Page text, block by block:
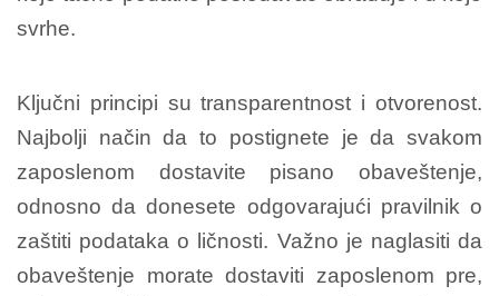
svrhe.
Ključni principi su transparentnost i otvorenost.
Najbolji način da to postignete je da svakom
zaposlenom dostavite pisano obaveštenje,
odnosno da donesete odgovarajući pravilnik o
zaštiti podataka o ličnosti. Važno je naglasiti da
obaveštenje morate dostaviti zaposlenom pre,